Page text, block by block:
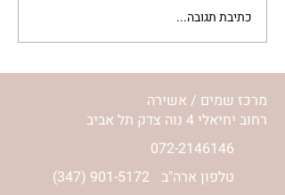
סלט מצליבים | ג’סיקה
הלפרין
כתיבת תגובה...
מרכז שמים / אשירה
רחוב יחיאלי 4 נוה צדק תל אביב
072-2146146
(347) 901-5172 טלפון ארה"ב